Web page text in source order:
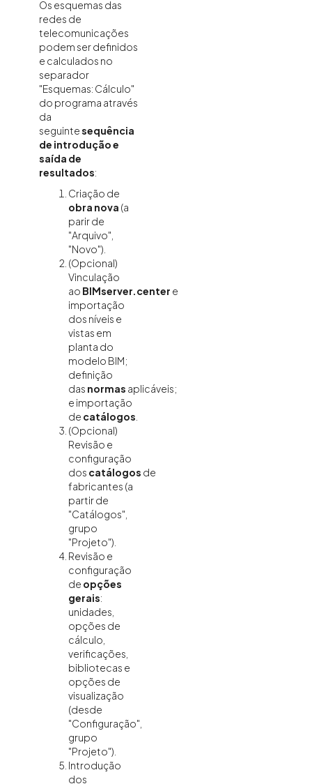
Os esquemas das
redes de
telecomunicações
podem ser definidos
e calculados no
separador
"Esquemas: Cálculo"
do programa através
da
seguintesequência
de introdução e
saída de
resultados:
Criação de
obra nova (a
parir de
"Arquivo",
"Novo").
(Opcional)
Vinculação
ao BIMserver.center e
importação
dos níveis e
vistas em
planta do
modelo BIM;
definição
das normas aplicáveis;
e importação
de catálogos
(Opcional)
Revisão e
configuração
dos catálogos de
fabricantes (a
partir de
"Catálogos",
grupo
"Projeto").
Revisão e
configuração
de opções
gerais:
unidades,
opções de
cálculo,
verificações,
bibliotecas e
opções de
visualização
(desde
"Configuração",
grupo
"Projeto").
Introdução
dos